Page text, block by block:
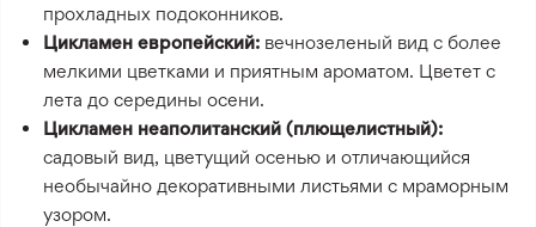
прохладных подоконников.
Цикламен европейский: вечнозеленый вид с более
мелкими цветками и приятным ароматом. Цветет с
лета до середины осени.
Цикламен неаполитанский (плющелистный):
садовый вид, цветущий осенью и отличающийся
необычайно декоративными листьями с мраморным
узором.